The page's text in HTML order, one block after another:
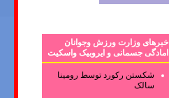
خبرهای وزارت ورزش وجوانان
امادگی جسمانی و ایروبیک واسکیت
شکستن رکورد توسط رومینا
سالک